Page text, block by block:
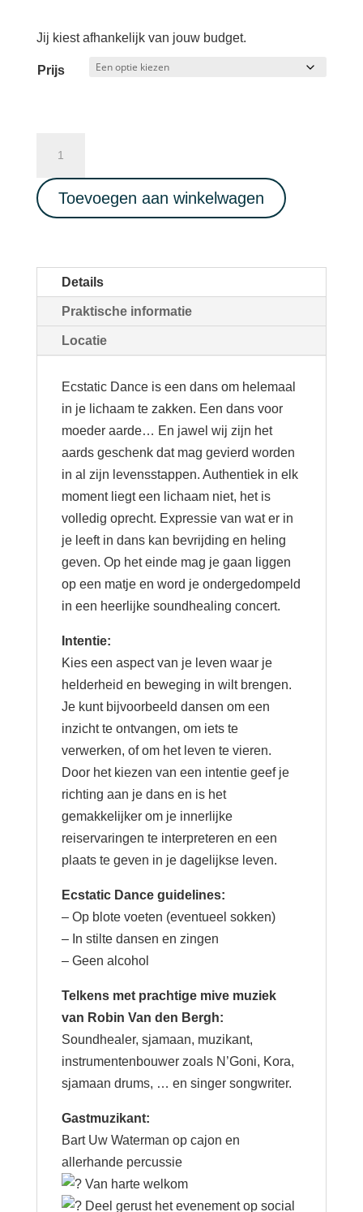
Jij kiest afhankelijk van jouw budget.
Prijs
-
Live
Sound
-
07/05/2023
aantal
Toevoegen aan winkelwagen
Details
Praktische informatie
Locatie
Ecstatic Dance is een dans om helemaal
in je lichaam te zakken. Een dans voor
moeder aarde… En jawel wij zijn het
aards geschenk dat mag gevierd worden
in al zijn levensstappen. Authentiek in elk
moment liegt een lichaam niet, het is
volledig oprecht. Expressie van wat er in
je leeft in dans kan bevrijding en heling
geven. Op het einde mag je gaan liggen
op een matje en word je ondergedompeld
in een heerlijke soundhealing concert.
Intentie:
Kies een aspect van je leven waar je
helderheid en beweging in wilt brengen.
Je kunt bijvoorbeeld dansen om een
inzicht te ontvangen, om iets te
verwerken, of om het leven te vieren.
Door het kiezen van een intentie geef je
richting aan je dans en is het
gemakkelijker om je innerlijke
reiservaringen te interpreteren en een
plaats te geven in je dagelijkse leven.
Ecstatic Dance guidelines:
– Op blote voeten (eventueel sokken)
– In stilte dansen en zingen
– Geen alcohol
Telkens met prachtige mive muziek
van Robin Van den Bergh:
Soundhealer, sjamaan, muzikant,
instrumentenbouwer zoals N’Goni, Kora,
sjamaan drums, … en singer songwriter.
Gastmuzikant:
Bart Uw Waterman op cajon en
allerhande percussie
Van harte welkom
Deel gerust het evenement op social